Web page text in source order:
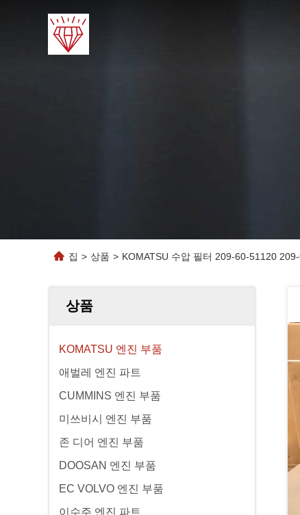
집 > 상품 > KOMATSU 수압 필터 209-60-51120
상품
KOMATSU 엔진 부품
애벌레 엔진 파트
CUMMINS 엔진 부품
미쓰비시 엔진 부품
존 디어 엔진 부품
DOOSAN 엔진 부품
EC VOLVO 엔진 부품
이수주 엔진 파트